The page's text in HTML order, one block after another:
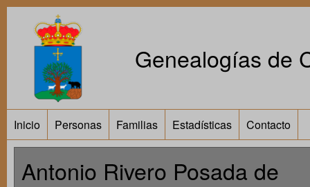
Genealogías de
Inicio Personas Familias Estadísticas Contacto
Antonio Rivero Posada de